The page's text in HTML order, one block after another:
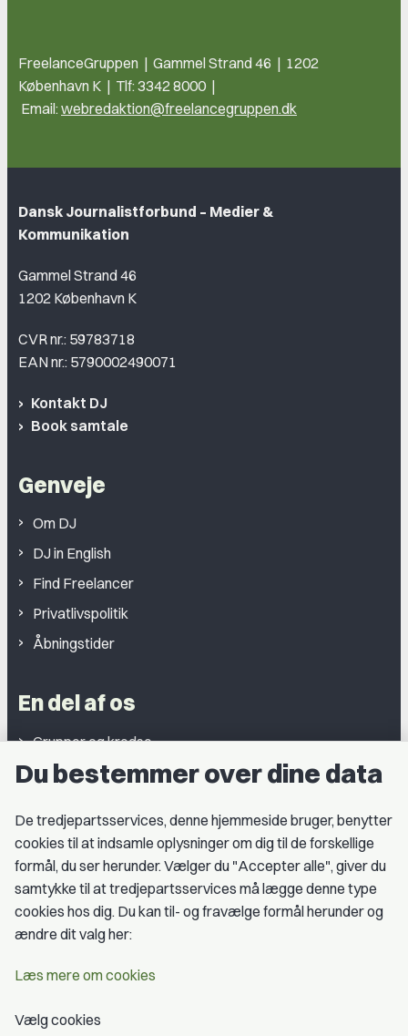
FreelanceGruppen | Gammel Strand 46 | 1202
København K | Tlf: 3342 8000 |
Email: webredaktion@freelancegruppen.dk
Dansk Journalistforbund – Medier &
Kommunikation
Gammel Strand 46
1202 København K
CVR nr.: 59783718
EAN nr.: 5790002490071
Kontakt DJ
Book samtale
Genveje
Om DJ
DJ in English
Find Freelancer
Privatlivspolitik
Åbningstider
En del af os
Grupper og kredse
Studentergrupper
Medlemskab
Fordele som medlem
Kontingent
Du bestemmer over dine data
De tredjepartsservices, denne hjemmeside bruger, benytter
cookies til at indsamle oplysninger om dig til de forskellige
formål, du ser herunder. Vælger du "Accepter alle", giver du
samtykke til at tredjepartsservices må lægge denne type
cookies hos dig. Du kan til- og fravælge formål herunder og
ændre dit valg her:
Læs mere om cookies
Vælg cookies